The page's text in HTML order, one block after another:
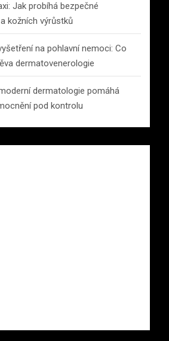
Jak probíhá bezpečné
kožních výrůstků
na pohlavní nemoci: Co
dermatovenerologie
dermatologie pomáhá
pod kontrolu